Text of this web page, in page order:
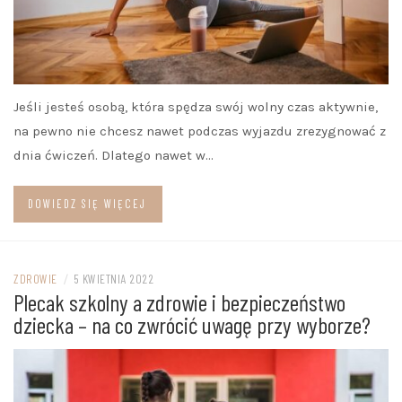
Jeśli jesteś osobą, która spędza swój wolny czas aktywnie,
na pewno nie chcesz nawet podczas wyjazdu zrezygnować z
dnia ćwiczeń. Dlatego nawet w…
DOWIEDZ SIĘ WIĘCEJ
ZDROWIE / 5 KWIETNIA 2022
Plecak szkolny a zdrowie i bezpieczeństwo
dziecka – na co zwrócić uwagę przy wyborze?